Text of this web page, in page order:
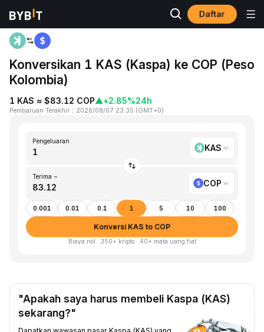
Daftar
Beranda
Konversikan 1 KAS (Kaspa) ke COP (Peso
Kolombia)
1 KAS ≈ $83.12 COP▲+2.85%24h
Pembaruan Terakhir ： 2026/08/07 23:35 (GMT+0)
Pengeluaran
KAS
Terima ~
COP
0.001 0.01 0.1 1 5 10 100
Konversi KAS to COP
Biaya nol · 350+ kripto · 40+ mata uang fiat
"Apakah saya harus membeli Kaspa (KAS)
sekarang?"
Dapatkan wawasan pasar Kaspa (KAS) yang